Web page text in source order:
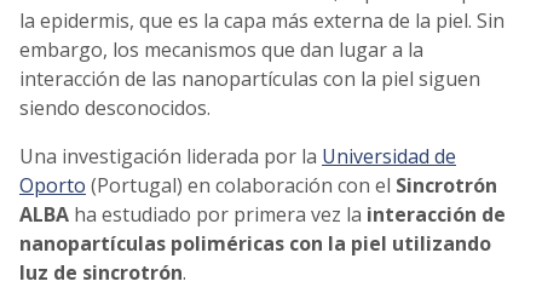
la epidermis, que es la capa más externa de la piel. Sin
embargo, los mecanismos que dan lugar a la
interacción de las nanopartículas con la piel siguen
siendo desconocidos.
Una investigación liderada por la Universidad de
Oporto (Portugal) en colaboración con el Sincrotrón
ALBA ha estudiado por primera vez la interacción de
nanopartículas poliméricas con la piel utilizando
luz de sincrotrón.